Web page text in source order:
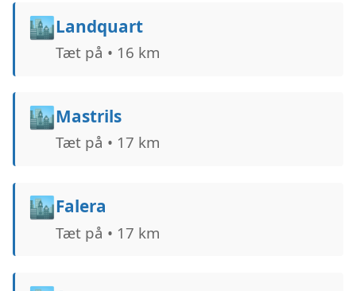
🏙️Landquart
Tæt på • 16 km
🏙️Mastrils
Tæt på • 17 km
🏙️Falera
Tæt på • 17 km